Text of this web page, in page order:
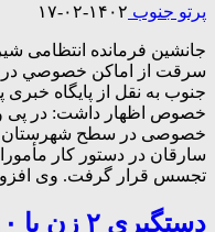
پرتو جنوب ۱۴۰۲-۰۲-۱۷
سرقت از اماكن خصوصي در
جنوب به نقل از پایگاه
خصوص اظهار داشت: در پی
خصوصی در سطح شهرستان
تجسس قرار گرفت. وی